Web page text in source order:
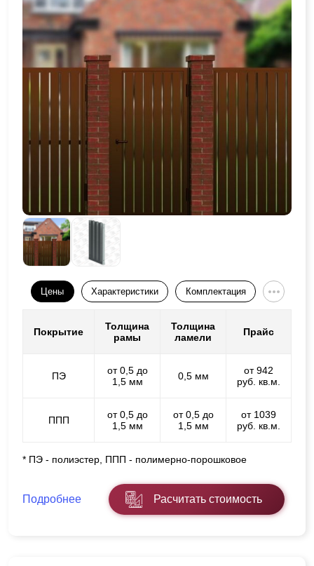
Цены Характеристики Комплектация
Покрытие
Толщина
рамы
Толщина
ламели
Прайс
ПЭ
от 0,5 до
1,5 мм
0,5 мм
от 942
руб. кв.м.
ППП
от 0,5 до
1,5 мм
от 0,5 до
1,5 мм
от 1039
руб. кв.м.
* ПЭ - полиэстер, ППП - полимерно-порошковое
Подробнее Расчитать стоимость